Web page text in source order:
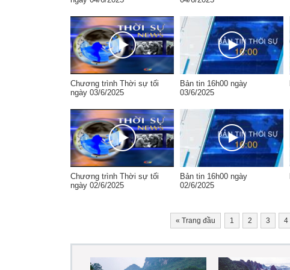
Chương trình Thời sự tối
ngày 03/6/2025
Bản tin 16h00 ngày
03/6/2025
Chương trình Thời sự tối
ngày 02/6/2025
Bản tin 16h00 ngày
02/6/2025
« Trang đầu 1 2 3 4